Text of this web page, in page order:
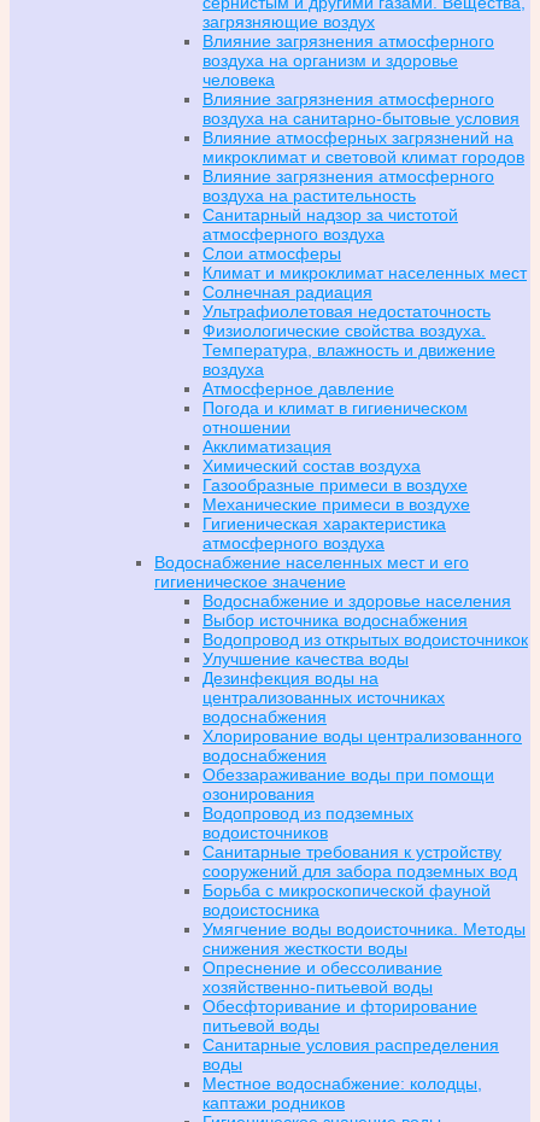
загрязняющие воздух
Влияние загрязнения атмосферного
воздуха на организм и здоровье
человека
Влияние загрязнения атмосферного
воздуха на санитарно-бытовые условия
Влияние атмосферных загрязнений на
микроклимат и световой климат городов
Влияние загрязнения атмосферного
воздуха на растительность
Санитарный надзор за чистотой
атмосферного воздуха
Слои атмосферы
Климат и микроклимат населенных мест
Солнечная радиация
Ультрафиолетовая недостаточность
Физиологические свойства воздуха.
Температура, влажность и движение
воздуха
Атмосферное давление
Погода и климат в гигиеническом
отношении
Акклиматизация
Химический состав воздуха
Газообразные примеси в воздухе
Механические примеси в воздухе
Гигиеническая характеристика
атмосферного воздуха
Водоснабжение населенных мест и его
гигиеническое значение
Водоснабжение и здоровье населения
Выбор источника водоснабжения
Водопровод из открытых водоисточникок
Улучшение качества воды
Дезинфекция воды на
централизованных источниках
водоснабжения
Хлорирование воды централизованного
водоснабжения
Обеззараживание воды при помощи
озонирования
Водопровод из подземных
водоисточников
Санитарные требования к устройству
сооружений для забора подземных вод
Борьба с микроскопической фауной
водоистосника
Умягчение воды водоисточника. Методы
снижения жесткости воды
Опреснение и обессоливание
хозяйственно-питьевой воды
Обесфторивание и фторирование
питьевой воды
Санитарные условия распределения
воды
Местное водоснабжение: колодцы,
каптажи родников